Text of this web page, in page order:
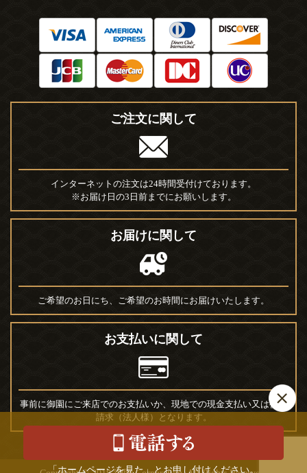
ご注文に関して
インターネットの注文は24時間受付けております。
※お届け日の3日前までにお願いします。
お届けに関して
ご希望のお日にち、ご希望のお時間にお届けいたします。
お支払いに関して
事前に御園にご来店でのお支払いか、現地での現金支払い又は後日
請求（法人様）となります。
「ホームページを見た」とお申し付けください。